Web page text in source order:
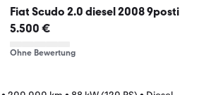
Fiat Scudo 2.0 diesel 2008 9posti
5.500 €
Ohne Bewertung